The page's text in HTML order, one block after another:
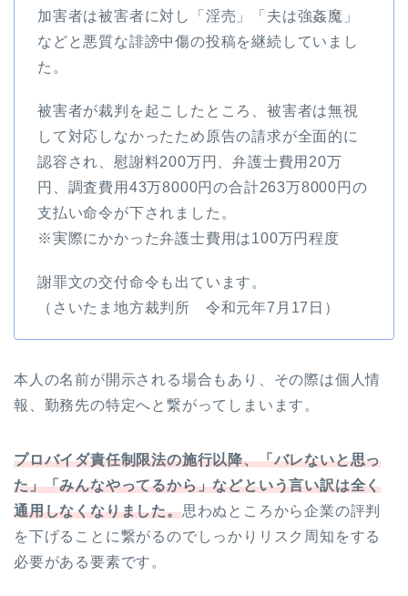
加害者は被害者に対し「淫売」「夫は強姦魔」
などと悪質な誹謗中傷の投稿を継続していまし
た。
被害者が裁判を起こしたところ、被害者は無視
して対応しなかったため原告の請求が全面的に
認容され、慰謝料200万円、弁護士費用20万
円、調査費用43万8000円の合計263万8000円の
支払い命令が下されました。
※実際にかかった弁護士費用は100万円程度
謝罪文の交付命令も出ています。
（さいたま地方裁判所 令和元年7月17日）
本人の名前が開示される場合もあり、その際は個人情
報、勤務先の特定へと繋がってしまいます。
プロバイダ責任制限法の施行以降、「バレないと思っ
た」「みんなやってるから」などという言い訳は全く
通用しなくなりました。思わぬところから企業の評判
を下げることに繋がるのでしっかりリスク周知をする
必要がある要素です。